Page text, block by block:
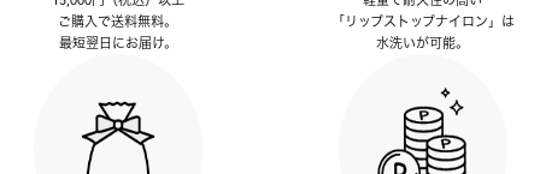
ご購入で送料無料。
最短翌日にお届け。
「リップストップナイロン」は
水洗いが可能。